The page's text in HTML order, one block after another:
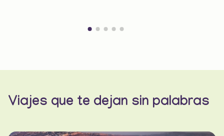
Viajes que te dejan sin palabras